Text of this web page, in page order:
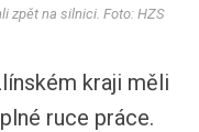
zpět na silnici. Foto: HZS
kraji měli
ruce práce.